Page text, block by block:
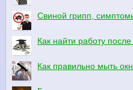
Свиной грипп,
Как найти работу
Как правильно мыть